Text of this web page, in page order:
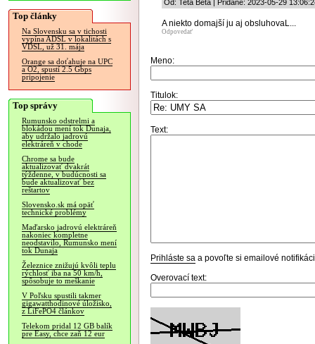
Top články
Na Slovensku sa v tichosti
vypína ADSL v lokalitách s
VDSL, už 31. mája
Orange sa doťahuje na UPC
a O2, spustí 2.5 Gbps
pripojenie
Top správy
Rumunsko odstrelmi a
blokádou mení tok Dunaja,
aby udržalo jadrovú
elektráreň v chode
Chrome sa bude
aktualizovať dvakrát
týždenne, v budúcnosti sa
bude aktualizovať bez
reštartov
Slovensko.sk má opäť
technické problémy
Maďarsko jadrovú elektráreň
nakoniec kompletne
neodstavilo, Rumunsko mení
tok Dunaja
Železnice znižujú kvôli teplu
rýchlosť iba na 50 km/h,
spôsobuje to meškanie
V Poľsku spustili takmer
gigawatthodinové úložisko,
z LiFePO4 článkov
Telekom pridal 12 GB balík
pre Easy, chce zaň 12 eur
Od: Teta Beta | Pridané: 2023-05-29
A niekto domajší ju aj obsluhovaL...
Odpovedať
Meno:
Titulok:
Text:
Prihláste sa a povoľte si emailové
Overovací text: